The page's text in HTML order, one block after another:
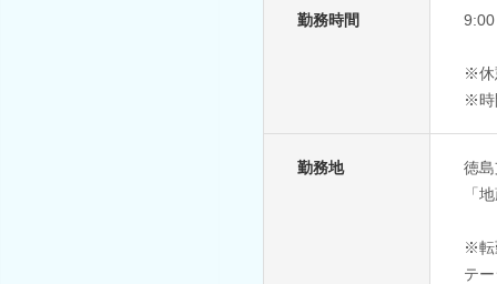
勤務時間
※休
※時
勤務地
徳
「
※転
テ